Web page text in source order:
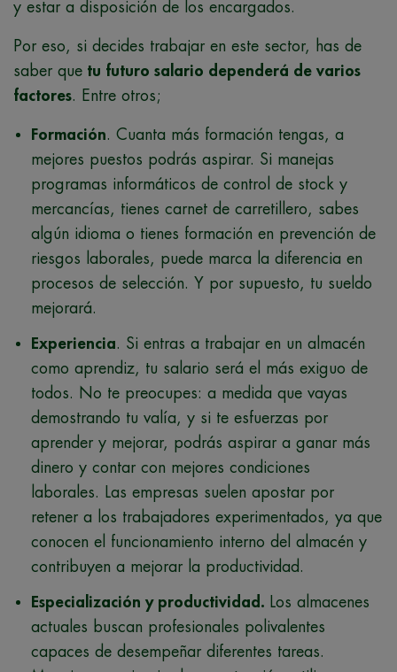
y estar a disposición de los encargados.
Por eso, si decides trabajar en este sector, has de
saber que tu futuro salario dependerá de varios
factores. Entre otros;
Formación. Cuanta más formación tengas, a
mejores puestos podrás aspirar. Si manejas
programas informáticos de control de stock y
mercancías, tienes carnet de carretillero, sabes
algún idioma o tienes formación en prevención de
riesgos laborales, puede marca la diferencia en
procesos de selección. Y por supuesto, tu sueldo
mejorará.
Experiencia. Si entras a trabajar en un almacén
como aprendiz, tu salario será el más exiguo de
todos. No te preocupes: a medida que vayas
demostrando tu valía, y si te esfuerzas por
aprender y mejorar, podrás aspirar a ganar más
dinero y contar con mejores condiciones
laborales. Las empresas suelen apostar por
retener a los trabajadores experimentados, ya que
conocen el funcionamiento interno del almacén y
contribuyen a mejorar la productividad.
Especialización y productividad. Los almacenes
actuales buscan profesionales polivalentes
capaces de desempeñar diferentes tareas.